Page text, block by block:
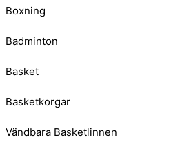
Boxning
Badminton
Basket
Basketkorgar
Vändbara Basketlinnen